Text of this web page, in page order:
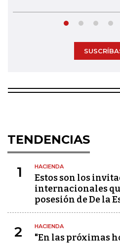
TENDENCIAS
1 HACIENDA
Estos son los
internacionales
posesión de De la
2 HACIENDA
"En las próximas